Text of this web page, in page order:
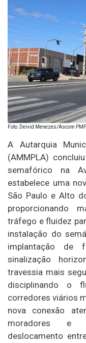
Foto: Deivid Menezes/Ascom
A Autarquia
(AMMPLA)
semafórico na
estabelece uma
São Paulo e Alto
proporcionando
tráfego e fluidez
instalação do
implantação de
sinalização
travessia mais
disciplinando o
corredores viários
nova conexão
moradores e
deslocamento